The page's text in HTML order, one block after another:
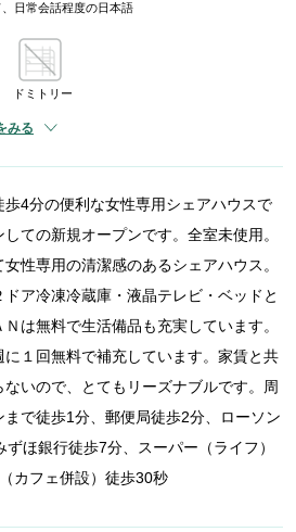
日常会話程度の日本語
ドミトリー
みる
4分の便利な女性専用シェアハウスで
ての新規オープンです。全室未使用。
性専用の清潔感のあるシェアハウス。
ア冷凍冷蔵庫・液晶テレビ・ベッドと
は無料で生活備品も充実しています。
１回無料で補充しています。家賃と共
いので、とてもリーズナブルです。周
で徒歩1分、郵便局徒歩2分、ローソン
ほ銀行徒歩7分、スーパー（ライフ）
カフェ併設）徒歩30秒